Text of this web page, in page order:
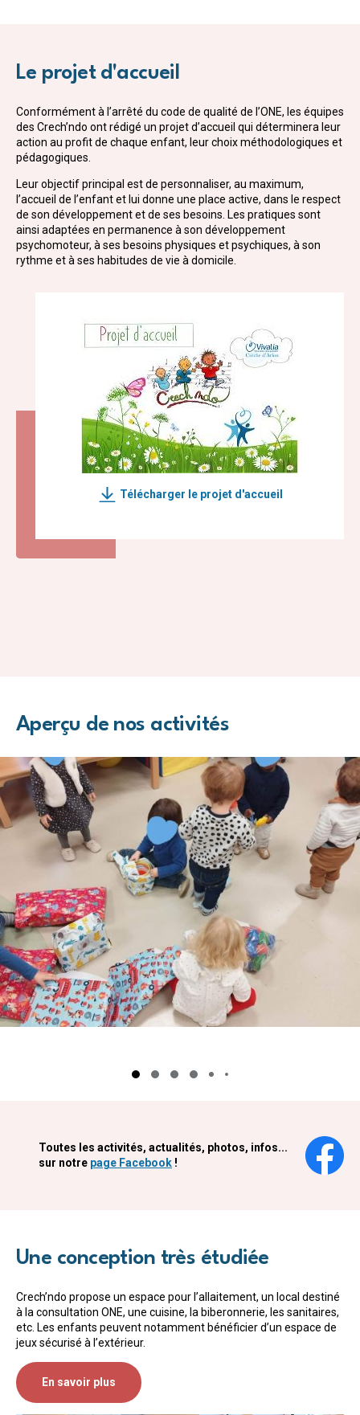
Le projet d'accueil
Conformément à l’arrêté du code de qualité de l’ONE, les équipes
des Crech’ndo ont rédigé un projet d’accueil qui déterminera leur
action au profit de chaque enfant, leur choix méthodologiques et
pédagogiques.
Leur objectif principal est de personnaliser, au maximum,
l’accueil de l’enfant et lui donne une place active, dans le respect
de son développement et de ses besoins. Les pratiques sont
ainsi adaptées en permanence à son développement
psychomoteur, à ses besoins physiques et psychiques, à son
rythme et à ses habitudes de vie à domicile.
Télécharger le projet d'accueil
Aperçu de nos activités
Toutes les activités, actualités, photos, infos...
sur notre page Facebook !
Une conception très étudiée
Crech’ndo propose un espace pour l’allaitement, un local destiné
à la consultation ONE, une cuisine, la biberonnerie, les sanitaires,
etc. Les enfants peuvent notamment bénéficier d’un espace de
jeux sécurisé à l’extérieur.
En savoir plus